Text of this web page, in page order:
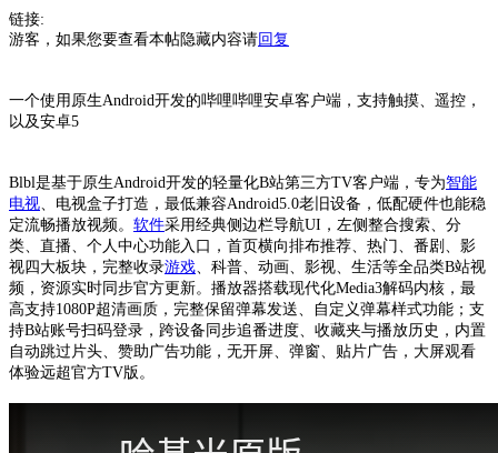
链接:
游客，如果您要查看本帖隐藏内容请回复
一个使用原生Android开发的哔哩哔哩安卓客户端，支持触摸、遥控，
以及安卓5
Blbl是基于原生Android开发的轻量化B站第三方TV客户端，专为智能
电视 、电视盒子打造，最低兼容Android5.0老旧设备，低配硬件也能稳
定流畅播放视频。 软件采用经典侧边栏导航UI，左侧整合搜索、分
类、直播、个人中心功能入口，首页横向排布推荐、热门、番剧、影
视四大板块，完整收录游戏 、科普、动画、影视、生活等全品类B站视
频，资源实时同步官方更新。播放器搭载现代化Media3解码内核，最
高支持1080P超清画质，完整保留弹幕发送、自定义弹幕样式功能；支
持B站账号扫码登录，跨设备同步追番进度、收藏夹与播放历史，内置
自动跳过片头、赞助广告功能，无开屏、弹窗、贴片广告，大屏观看
体验远超官方TV版。